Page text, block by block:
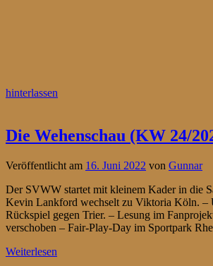
hinterlassen
Die Wehenschau (KW 24/
Veröffentlicht am 16. Juni 2022 von Gunnar
Der SVWW startet mit kleinem Kader in die
Kevin Lankford wechselt zu Viktoria Köln. –
Rückspiel gegen Trier. – Lesung im
verschoben – Fair-Play-Day im Sportpark
Weiterlesen